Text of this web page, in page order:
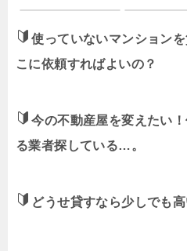
使っていないマンション
こに依頼すればよいの？
今の不動産屋を変えたい
る業者探している…。
どうせ貸すなら少しでも